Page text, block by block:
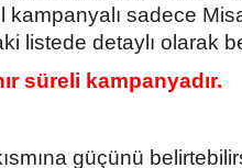
sadece
listede detaylı olarak
süreli kampanyadır.
güçünü